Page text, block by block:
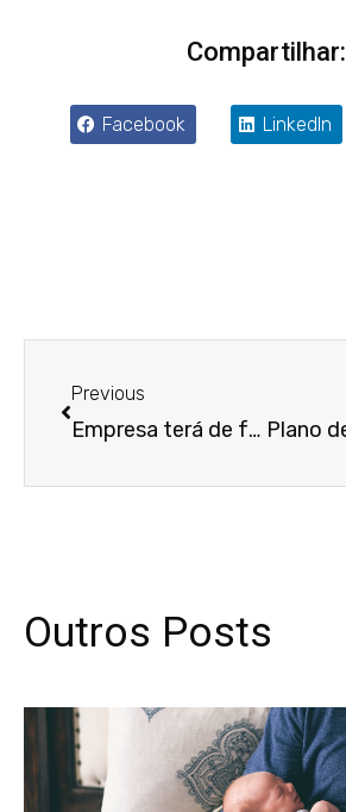
Compartilhar:
Facebook LinkedIn
Previous
Empresa terá de fornecer prótese a empregado que teve mão amputada em acidente
Outros Posts